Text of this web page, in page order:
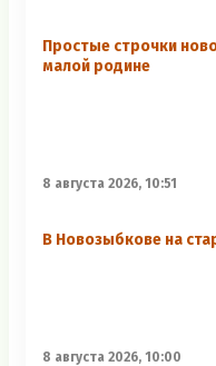
Простые строчки
малой родине
8 августа 2026, 10:51
В Новозыбкове на
8 августа 2026, 10:00